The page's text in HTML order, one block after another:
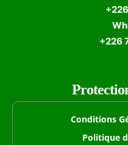
+226
+226
Conditions
Politique